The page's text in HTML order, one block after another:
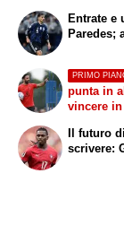
Entrate e
Paredes;
PRIMO
punta in
vincere
Il futuro
scrivere: